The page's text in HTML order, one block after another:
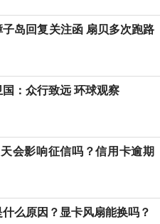
岛回复关注函 扇贝多次跑路
：众行致远 环球观察
会影响征信吗？信用卡逾期
么原因？显卡风扇能换吗？